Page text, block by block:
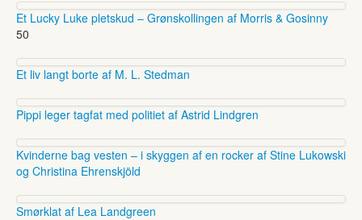
Et Lucky Luke pletskud – Grønskollingen af Morris & Gosinny
50
Et liv langt borte af M. L. Stedman
Pippi leger tagfat med politiet af Astrid Lindgren
Kvinderne bag vesten – i skyggen af en rocker af Stine Lukowski
og Christina Ehrenskjöld
Smørklat af Lea Landgreen